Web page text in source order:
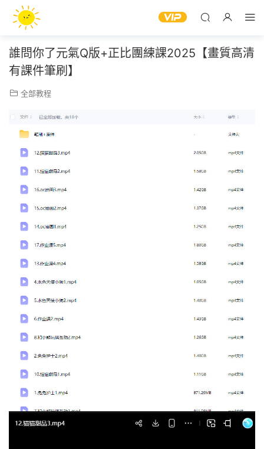
誰問你了元氣Q版+正比團練課2025【畫質高清
有課件筆刷】
全部教程